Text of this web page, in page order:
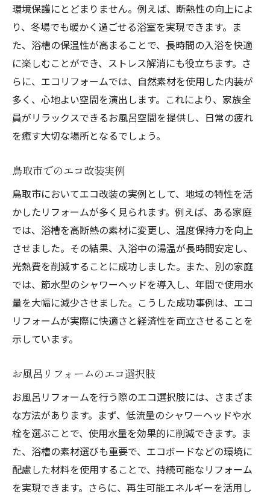
環境保護にとどまりません。例えば、断熱性の向上によ
り、冬場でも暖かく過ごせる浴室を実現できます。ま
た、浴槽の保温性が高まることで、長時間の入浴を快適
に楽しむことができ、ストレス解消にも役立ちます。さ
らに、エコリフォームでは、自然素材を使用した内装が
多く、心地よい空間を演出します。これにより、家族全
員がリラックスできるお風呂空間を提供し、日常の疲れ
を癒す大切な場所となるでしょう。
鳥取市でのエコ改装実例
鳥取市においてエコ改装の実例として、地域の特性を活
かしたリフォームが多く見られます。例えば、ある家庭
では、浴槽を高断熱の素材に変更し、温度保持力を向上
させました。その結果、入浴中の湯温が長時間安定し、
光熱費を削減することに成功しました。また、別の家庭
では、節水型のシャワーヘッドを導入し、年間で使用水
量を大幅に減少させました。こうした成功事例は、エコ
リフォームが実際に快適さと経済性を両立させることを
示しています。
お風呂リフォームのエコ選択肢
お風呂リフォームを行う際のエコ選択肢には、さまざま
な方法があります。まず、低流量のシャワーヘッドや水
栓を選ぶことで、使用水量を効果的に削減できます。ま
た、浴槽の素材選びも重要で、エコボードなどの環境に
配慮した材料を使用することで、持続可能なリフォーム
を実現できます。さらに、再生可能エネルギーを活用し